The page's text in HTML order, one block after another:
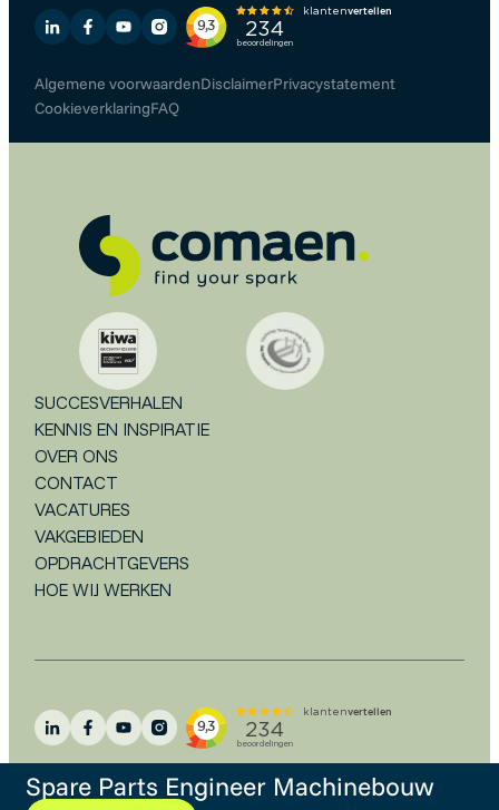
Spare Parts Engineer Machinebouw
Algemene voorwaardenDisclaimerPrivacystatement
CookieverklaringFAQ
SUCCESVERHALEN
KENNIS EN INSPIRATIE
OVER ONS
CONTACT
VACATURES
VAKGEBIEDEN
OPDRACHTGEVERS
HOE WIJ WERKEN
Algemene voorwaardenDisclaimer Privacystatement